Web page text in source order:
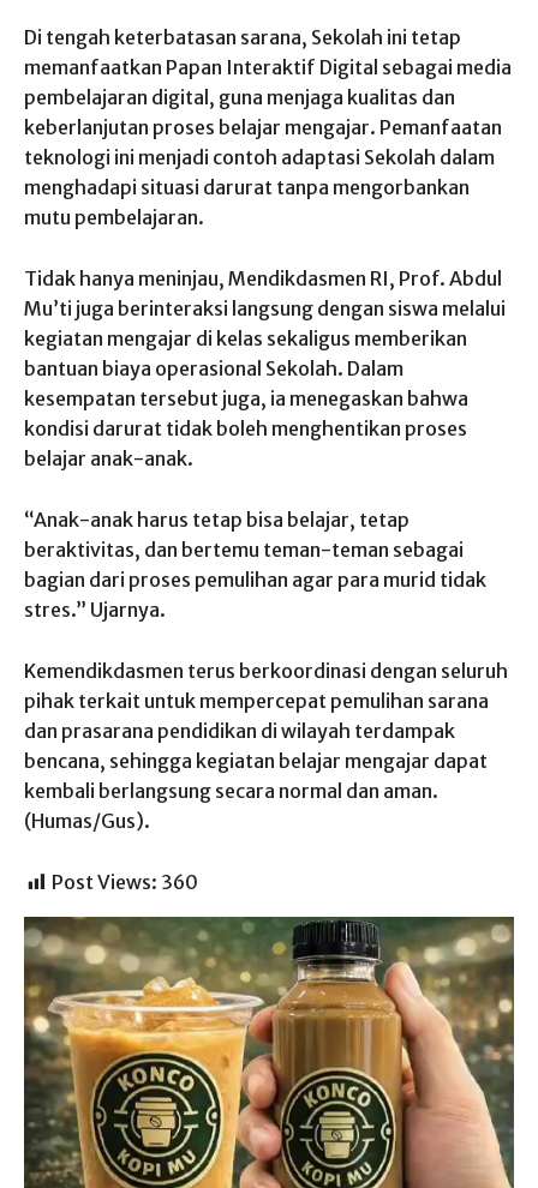
Di tengah keterbatasan sarana, Sekolah ini tetap
memanfaatkan Papan Interaktif Digital sebagai media
pembelajaran digital, guna menjaga kualitas dan
keberlanjutan proses belajar mengajar. Pemanfaatan
teknologi ini menjadi contoh adaptasi Sekolah dalam
menghadapi situasi darurat tanpa mengorbankan
mutu pembelajaran.
Tidak hanya meninjau, Mendikdasmen RI, Prof. Abdul
Mu’ti juga berinteraksi langsung dengan siswa melalui
kegiatan mengajar di kelas sekaligus memberikan
bantuan biaya operasional Sekolah. Dalam
kesempatan tersebut juga, ia menegaskan bahwa
kondisi darurat tidak boleh menghentikan proses
belajar anak-anak.
“Anak-anak harus tetap bisa belajar, tetap
beraktivitas, dan bertemu teman-teman sebagai
bagian dari proses pemulihan agar para murid tidak
stres.” Ujarnya.
Kemendikdasmen terus berkoordinasi dengan seluruh
pihak terkait untuk mempercepat pemulihan sarana
dan prasarana pendidikan di wilayah terdampak
bencana, sehingga kegiatan belajar mengajar dapat
kembali berlangsung secara normal dan aman.
(Humas/Gus).
Post Views: 360